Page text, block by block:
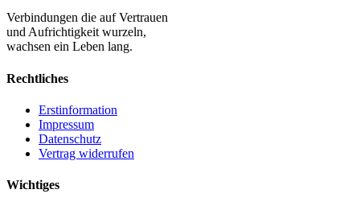
Verbindungen die auf Vertrauen
und Aufrichtigkeit wurzeln,
wachsen ein Leben lang.
Rechtliches
Erstinformation
Impressum
Datenschutz
Vertrag widerrufen
Wichtiges